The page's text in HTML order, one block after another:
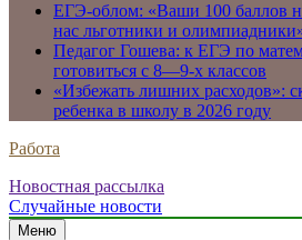
ЕГЭ-облом: «Ваши 100 баллов
нас льготники и
Педагог Гошева: к ЕГЭ по
готовиться с 8—9-х классов
«Избежать лишних расходов»:
ребенка в школу в 2026 году
Работа
Новостная рассылка
Случайные новости
Меню